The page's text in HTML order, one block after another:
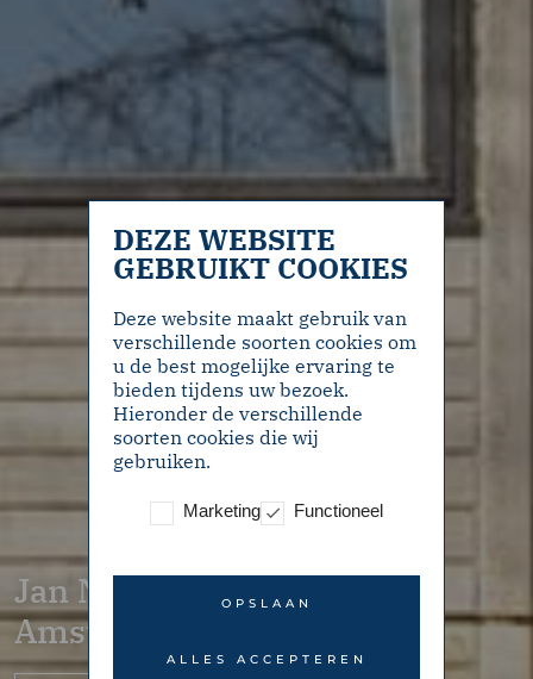
Jan Nautahof 3 –
Amsterdam
DEZE WEBSITE
GEBRUIKT COOKIES
Deze website maakt gebruik van
verschillende soorten cookies om
u de best mogelijke ervaring te
bieden tijdens uw bezoek.
Hieronder de verschillende
soorten cookies die wij
gebruiken.
Marketing Functioneel
OPSLAAN
ALLES ACCEPTEREN